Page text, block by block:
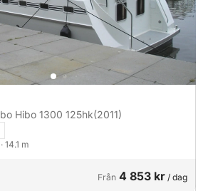
Båt utan licens Hibo Hibo 1300 125hk(2011)
· 14.1 m
Från 4 853 kr / dag